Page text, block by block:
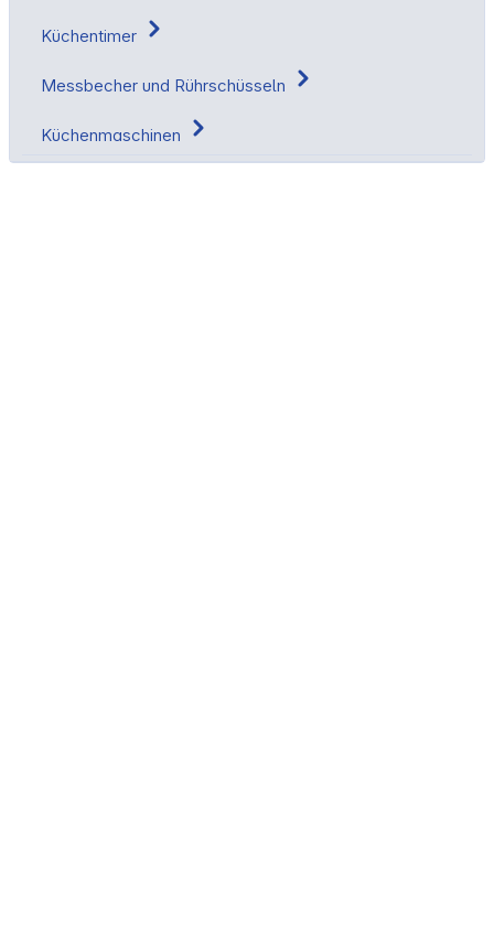
Küchentimer
Messbecher und Rührschüsseln
Küchenmaschinen